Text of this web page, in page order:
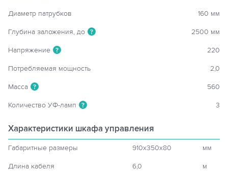
Диаметр патрубков 160 мм
Глубина заложения, до ? 2500 мм
Напряжение ? 220
Потребляемая мощность 2,0
Масса ? 560
Количество УФ-ламп ? 3
Характеристики шкафа управления
Габаритные размеры 910x350x80 мм
Длина кабеля 6,0 м